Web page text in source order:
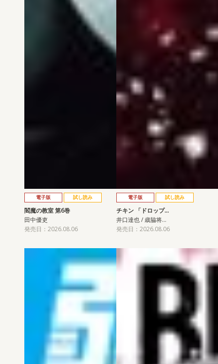
電子版 試し読み
閻魔の教室 第6巻
田中優吏
発売日：2026.08.06
電子版 試し読み
チキン 「ドロップ…
井口達也 / 歳脇将…
発売日：2026.08.06